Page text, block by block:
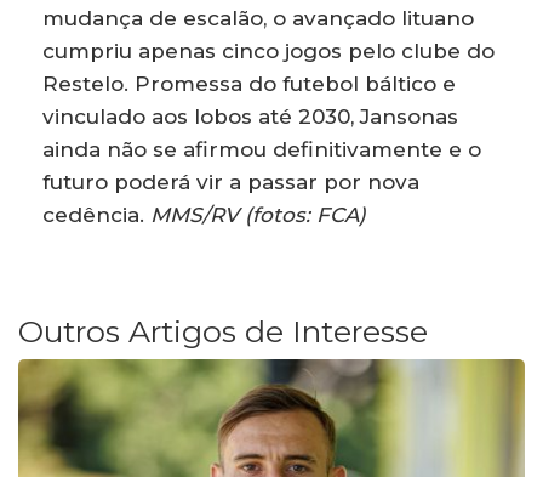
mudança de escalão, o avançado lituano
cumpriu apenas cinco jogos pelo clube do
Restelo. Promessa do futebol báltico e
vinculado aos lobos até 2030, Jansonas
ainda não se afirmou definitivamente e o
futuro poderá vir a passar por nova
cedência. MMS/RV (fotos: FCA)
Outros Artigos de Interesse